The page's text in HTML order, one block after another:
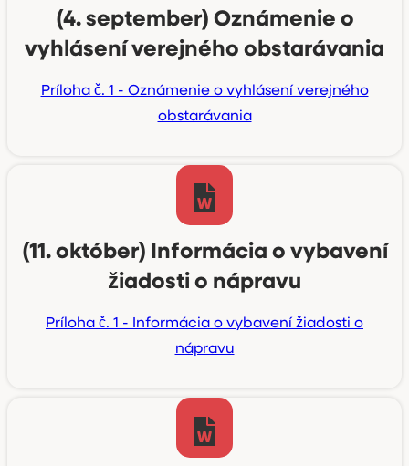
(4. september) Oznámenie o
vyhlásení verejného obstarávania
Príloha č. 1 - Oznámenie o vyhlásení verejného
obstarávania
(11. október) Informácia o vybavení
žiadosti o nápravu
Príloha č. 1 - Informácia o vybavení žiadosti o
nápravu